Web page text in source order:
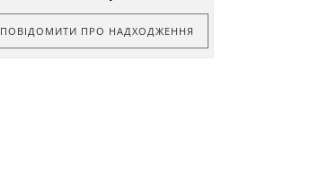
ПОВІДОМИТИ ПРО НАДХОДЖЕННЯ